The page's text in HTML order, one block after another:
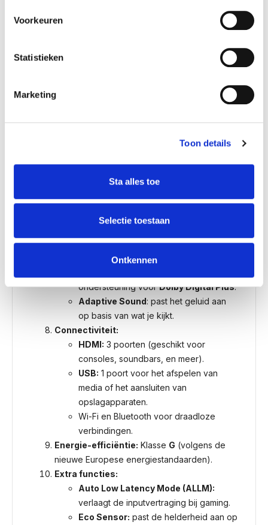
Voorkeuren
Statistieken
Marketing
Toon details
Sta alles toe
Selectie toestaan
Ontkennen
gebruik, zoals TV kijken en streaming.
Schermgrootte van 50 inch, ideaal voor
Toegang tot populaire apps zoals
Netflix, YouTube, Amazon Prime Video
en meer.
Bixby, Alexa en Google Assistant.
Geluidskwaliteit:
ondersteuning voorDolby Digital Plus.
Adaptive Sound: past het geluid aan
op basis van wat je kijkt.
Connectiviteit:
HDMI: 3 poorten (geschikt voor
consoles, soundbars, en meer).
USB: 1 poort voor het afspelen van
media of het aansluiten van
opslagapparaten.
Wi-Fi en Bluetooth voor draadloze
verbindingen.
Energie-efficiëntie: Klasse G (volgens de
nieuwe Europese energiestandaarden).
Extra functies:
Auto Low Latency Mode (ALLM):
verlaagt de inputvertraging bij gaming.
Eco Sensor: past de helderheid aan op